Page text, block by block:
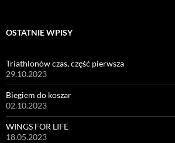
OSTATNIE WPISY
Triathlonów czas, część pierwsza
29.10.2023
Biegiem do koszar
02.10.2023
WINGS FOR LIFE
18.05.2023